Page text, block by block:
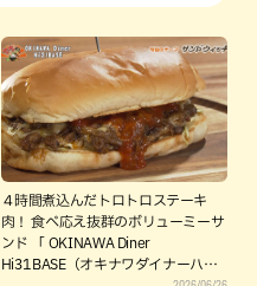
４時間煮込んだトロトロステーキ
肉！ 食べ応え抜群のボリューミーサ
ンド 「 OKINAWA Diner
Hi31BASE（オキナワダイナーハイ